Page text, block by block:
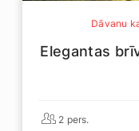
Dāvanu
Elegantas
2 pers.